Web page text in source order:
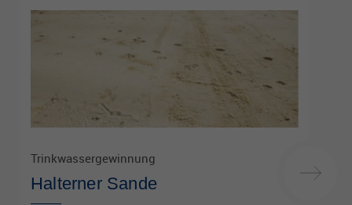
Trinkwassergewinnung
Halterner Sande